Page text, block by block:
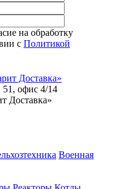
на обработку
c Политикой
51, офис 4/14
Доставка»
Военная